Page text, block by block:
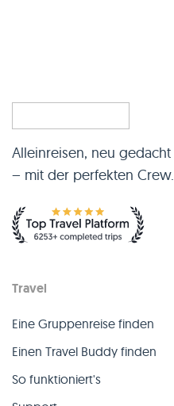
Alleinreisen, neu gedacht
– mit der perfekten Crew.
Travel
Eine Gruppenreise finden
Einen Travel Buddy finden
So funktioniert's